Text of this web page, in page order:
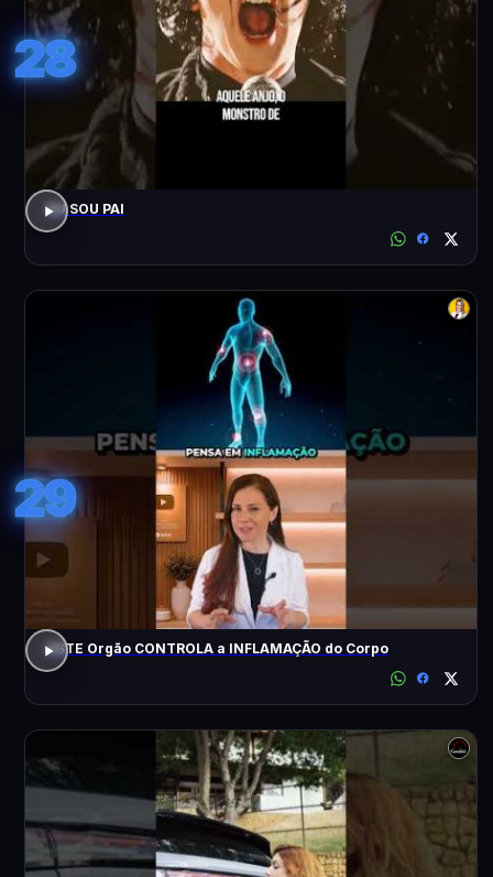
28
EU SOU PAI
29
ESTE Orgão CONTROLA a INFLAMAÇÃO do Corpo